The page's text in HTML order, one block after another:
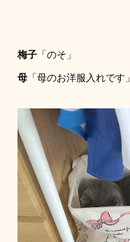
梅子「のそ」
母「母のお洋服入れです」